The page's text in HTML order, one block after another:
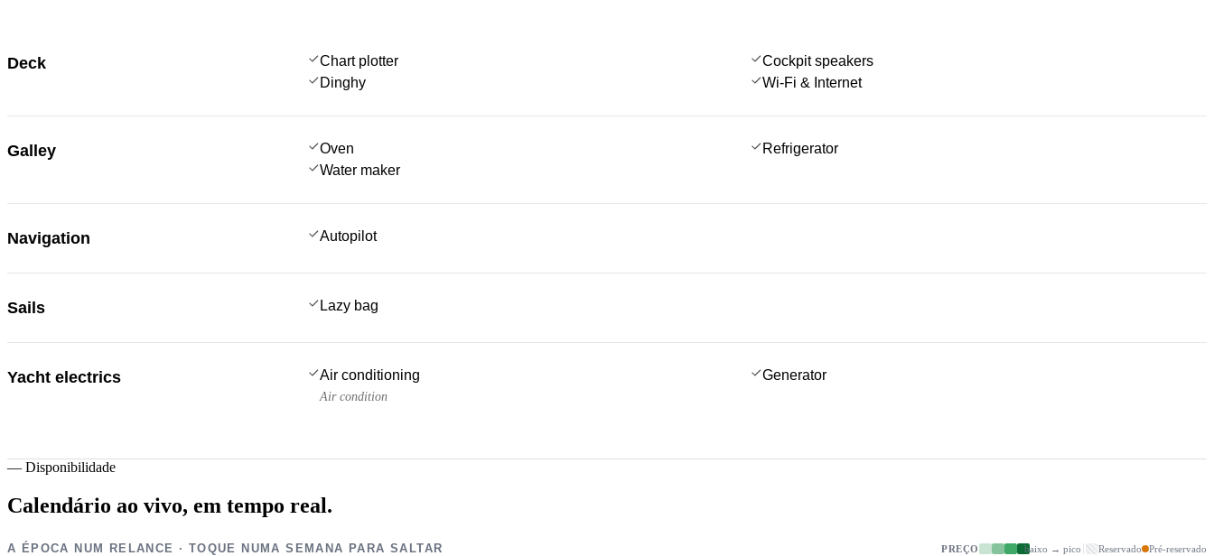
Deck Chart plotter
Cockpit speakers
Dinghy
Wi-Fi & Internet
Galley Oven
Refrigerator
Water maker
Navigation Autopilot
Sails Lazy bag
Yacht electrics Air conditioning
Air condition
Generator
— Disponibilidade
Calendário ao vivo, em tempo real.
A ÉPOCA NUM RELANCE · TOQUE NUMA SEMANA PARA SALTAR PREÇO baixo → pico Reservado Pré-reservado